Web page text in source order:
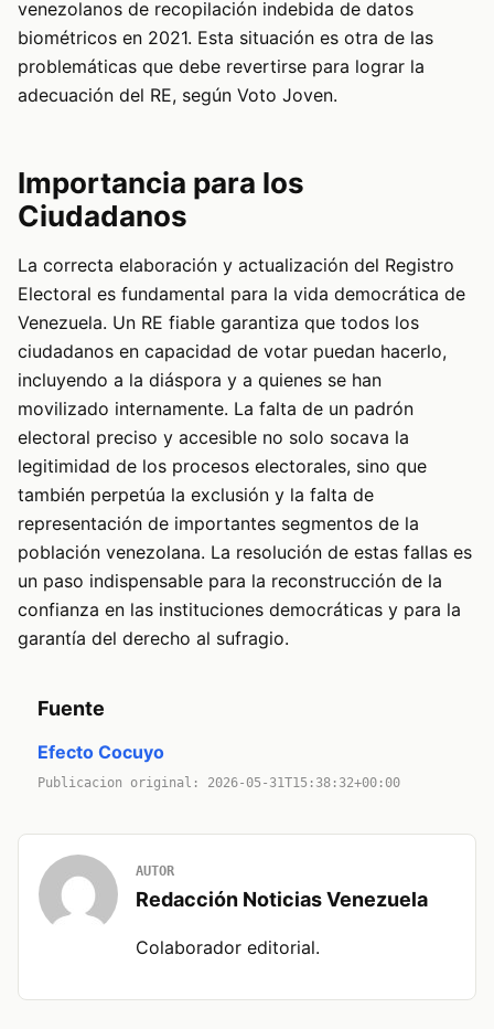
venezolanos de recopilación indebida de datos
biométricos en 2021. Esta situación es otra de las
problemáticas que debe revertirse para lograr la
adecuación del RE, según Voto Joven.
Importancia para los
Ciudadanos
La correcta elaboración y actualización del Registro
Electoral es fundamental para la vida democrática de
Venezuela. Un RE fiable garantiza que todos los
ciudadanos en capacidad de votar puedan hacerlo,
incluyendo a la diáspora y a quienes se han
movilizado internamente. La falta de un padrón
electoral preciso y accesible no solo socava la
legitimidad de los procesos electorales, sino que
también perpetúa la exclusión y la falta de
representación de importantes segmentos de la
población venezolana. La resolución de estas fallas es
un paso indispensable para la reconstrucción de la
confianza en las instituciones democráticas y para la
garantía del derecho al sufragio.
Fuente
Efecto Cocuyo
Publicacion original: 2026-05-31T15:38:32+00:00
AUTOR
Redacción Noticias Venezuela
Colaborador editorial.